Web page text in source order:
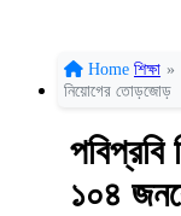
Home শিক্ষা »
নিয়োগের তোড়জোড়
পবিপ্রবি
১০৪